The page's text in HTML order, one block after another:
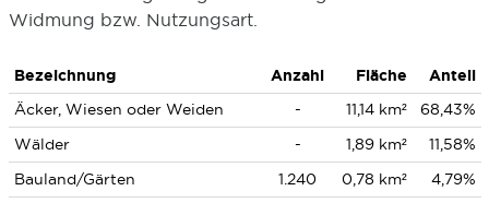
Widmung bzw. Nutzungsart.
Bezeichnung Anzahl Fläche
Anteil
Äcker, Wiesen oder Weiden
- 11,14 km²
68,43%
Wälder
- 1,89 km²
11,58%
Bauland/Gärten
1.240 0,78 km² 4,79%